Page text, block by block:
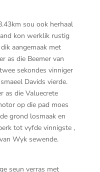
sou ook herhaal
kon werklik rustig
aangemaak met
as die Beemer van
sekondes vinniger
Davids vierde.
as die Valuecrete
op die pad moes
grond losmaak en
tot vyfde vinnigste ,
Wyk sewende.
seun verras met